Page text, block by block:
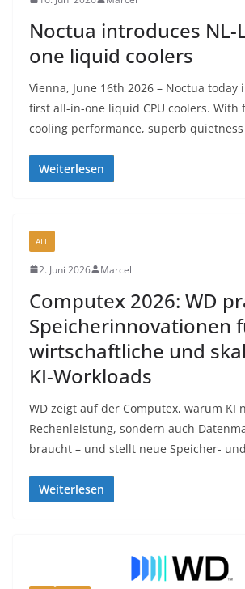
Noctua introduces NL-
one liquid coolers
Vienna, June 16th 2026 – Noctua
first all-in-one liquid CPU coolers. With
cooling performance, superb
Weiterlesen
ALL
2. Juni 2026 Marcel
Computex 2026: WD
Speicherinnovationen
wirtschaftliche und
KI-Workloads
WD zeigt auf der Computex, warum KI
Rechenleistung, sondern auch
braucht – und stellt neue Speicher- und
Weiterlesen